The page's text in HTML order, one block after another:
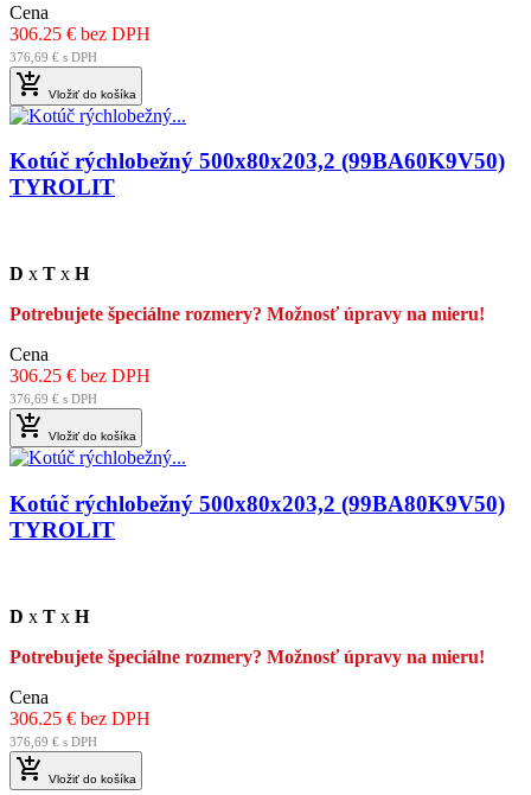
Cena
306.25 € bez DPH
376,69 € s DPH
 Vložiť do košíka
Kotúč rýchlobežný 500x80x203,2 (99BA60K9V50)
TYROLIT
D x T x H
Potrebujete špeciálne rozmery? Možnosť úpravy na mieru!
Cena
306.25 € bez DPH
376,69 € s DPH
 Vložiť do košíka
Kotúč rýchlobežný 500x80x203,2 (99BA80K9V50)
TYROLIT
D x T x H
Potrebujete špeciálne rozmery? Možnosť úpravy na mieru!
Cena
306.25 € bez DPH
376,69 € s DPH
 Vložiť do košíka